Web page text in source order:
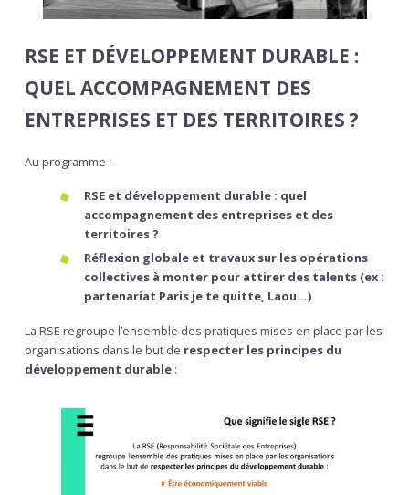
RSE ET DÉVELOPPEMENT DURABLE :
QUEL ACCOMPAGNEMENT DES
ENTREPRISES ET DES TERRITOIRES ?
Au programme :
RSE et développement durable : quel
accompagnement des entreprises et des
territoires ?
Réflexion globale et travaux sur les opérations
collectives à monter pour attirer des talents (ex :
partenariat Paris je te quitte, Laou…)
La RSE regroupe l’ensemble des pratiques mises en place par les
organisations dans le but de respecter les principes du
développement durable :